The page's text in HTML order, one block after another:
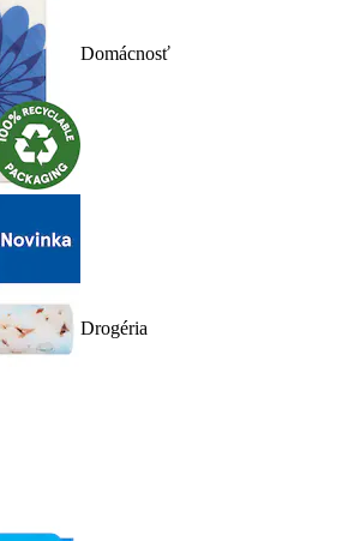
Domácnosť
Drogéria